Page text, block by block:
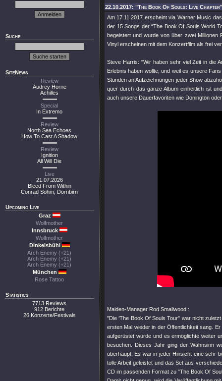
Suche
SiteNews
Review
Audrey Horne
Achilles
Special
In Extremo
Review
North Sea Echoes
How To Cast A Shadow
Review
Ignition
All Will Die
Live
21.07.2026
Bleed From Within
Conrad Sohm, Dornbirn
Upcoming Live
Graz
Wolfmother
Innsbruck
Wolfmother
Dinkelsbühl
Arch Enemy (+21)
Arch Enemy (+21)
Arch Enemy (+21)
München
Rose Tattoo
Statistics
7713 Reviews
912 Berichte
26 Konzerte/Festivals
22.10.2017: "The Book Of Souls: Live
Am 17.11.2017 erscheint via Warner Music
der 15 Songs der “The Book Of Souls World
begeistert und wurde von über zwei Millionen
Vinyl erscheinen mit dem Konzertfilm als frei
Steve Harris: "Wir haben sehr viel Zeit in die
Erlebnis haben wollte, und weil es unsere
Stunden an Aufzeichnungen jeder Show
quer durch das ganze Album einheitlich ist
auch unsere Dauerfavoriten wie Donington
Maiden-Manager Rod Smallwood :
"Die ‘The Book Of Souls Tour" war nicht
ersten Mal wieder in der Öffentlichkeit sang.
aufgerüstet wurde und es ermöglichte weiter
besuchen. Dieses Jahr ging der Wahnsinn
überhaupt. Es war in jeder Hinsicht eine sehr
tolle Arbeit geleistet und das Set aus
CD im passenden Format zu "The Book Of